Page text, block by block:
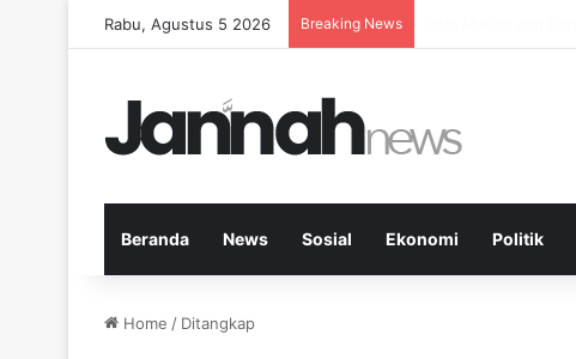
Rabu, Agustus 5 2026 Breaking News
Beranda News Sosial Ekonomi Politik
Home / Ditangkap